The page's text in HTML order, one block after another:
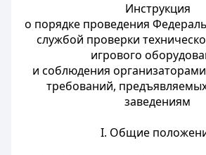
Инструкция
о порядке проведения
службой проверки
игрового
и соблюдения
требований,
заведениям
I. Общие